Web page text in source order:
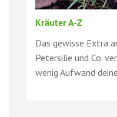
Kräuter A-Z
Das gewisse Extra
Petersilie und Co.
wenig Aufwand